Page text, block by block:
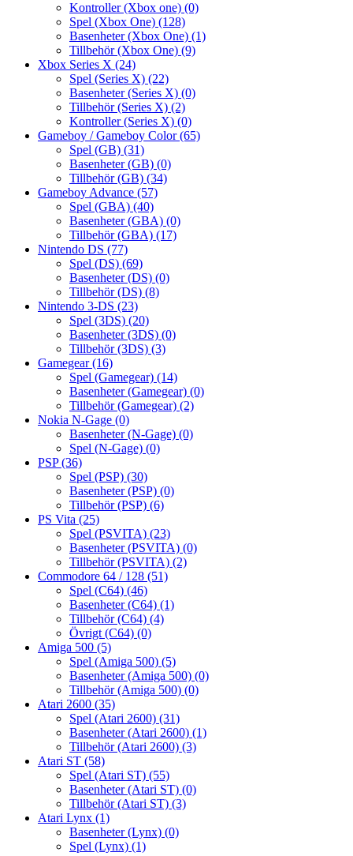
Kontroller (Xbox one) (0)
Spel (Xbox One) (128)
Basenheter (Xbox One) (1)
Tillbehör (Xbox One) (9)
Xbox Series X (24)
Spel (Series X) (22)
Basenheter (Series X) (0)
Tillbehör (Series X) (2)
Kontroller (Series X) (0)
Gameboy / Gameboy Color(65)
Spel (GB) (31)
Basenheter (GB) (0)
Tillbehör (GB) (34)
Gameboy Advance (57)
Spel (GBA) (40)
Basenheter (GBA) (0)
Tillbehör (GBA) (17)
Nintendo DS (77)
Spel (DS) (69)
Basenheter (DS) (0)
Tillbehör (DS) (8)
Nintendo 3-DS (23)
Spel (3DS) (20)
Basenheter (3DS) (0)
Tillbehör (3DS) (3)
Gamegear(16)
Spel (Gamegear) (14)
Basenheter (Gamegear) (0)
Tillbehör (Gamegear) (2)
Nokia N-Gage (0)
Basenheter (N-Gage) (0)
Spel (N-Gage) (0)
PSP(36)
Spel (PSP) (30)
Basenheter (PSP) (0)
Tillbehör (PSP) (6)
PS Vita (25)
Spel (PSVITA) (23)
Basenheter (PSVITA) (0)
Tillbehör (PSVITA) (2)
Commodore 64 / 128 (51)
Spel (C64) (46)
Basenheter (C64) (1)
Tillbehör (C64) (4)
Övrigt (C64) (0)
Amiga 500 (5)
Spel (Amiga 500) (5)
Basenheter (Amiga 500) (0)
Tillbehör (Amiga 500) (0)
Atari 2600 (35)
Spel (Atari 2600) (31)
Basenheter (Atari 2600) (1)
Tillbehör (Atari 2600) (3)
Atari ST (58)
Spel (Atari ST) (55)
Basenheter (Atari ST) (0)
Tillbehör (Atari ST) (3)
Atari Lynx (1)
Basenheter (Lynx) (0)
Spel (Lynx) (1)